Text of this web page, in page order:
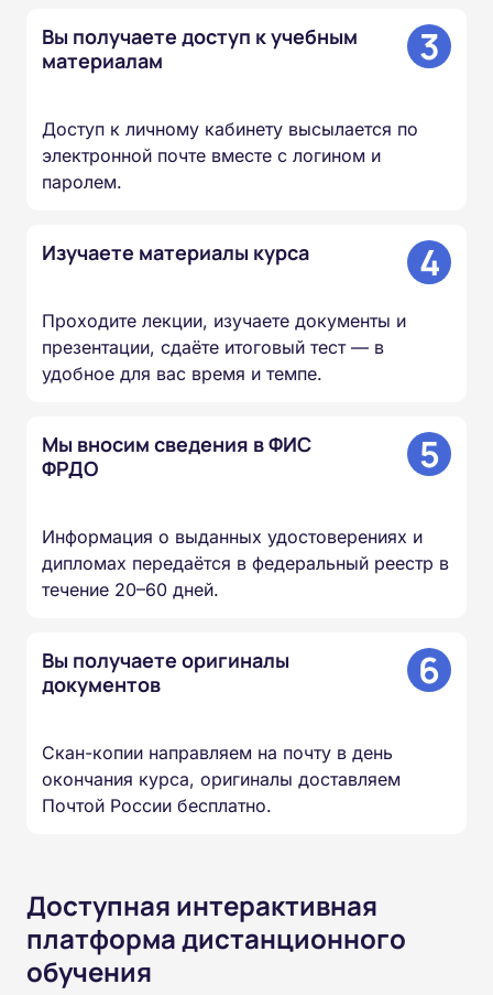
Вы получаете доступ к учебным
материалам
3
Доступ к личному кабинету высылается по
электронной почте вместе с логином и
паролем.
Изучаете материалы курса 4
Проходите лекции, изучаете документы и
презентации, сдаёте итоговый тест — в
удобное для вас время и темпе.
Мы вносим сведения в ФИС
ФРДО
5
Информация о выданных удостоверениях и
дипломах передаётся в федеральный реестр в
течение 20–60 дней.
Вы получаете оригиналы
документов
6
Скан-копии направляем на почту в день
окончания курса, оригиналы доставляем
Почтой России бесплатно.
Доступная интерактивная
платформа дистанционного
обучения